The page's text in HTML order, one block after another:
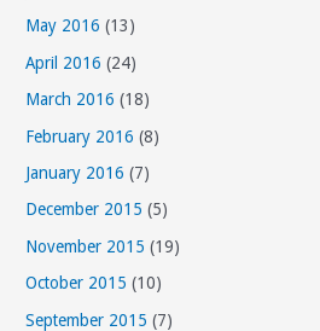
May 2016 (13)
April 2016 (24)
March 2016 (18)
February 2016 (8)
January 2016 (7)
December 2015 (5)
November 2015 (19)
October 2015 (10)
September 2015 (7)